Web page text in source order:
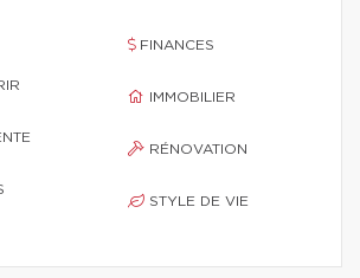
FINANCES
IMMOBILIER
RÉNOVATION
STYLE DE VIE